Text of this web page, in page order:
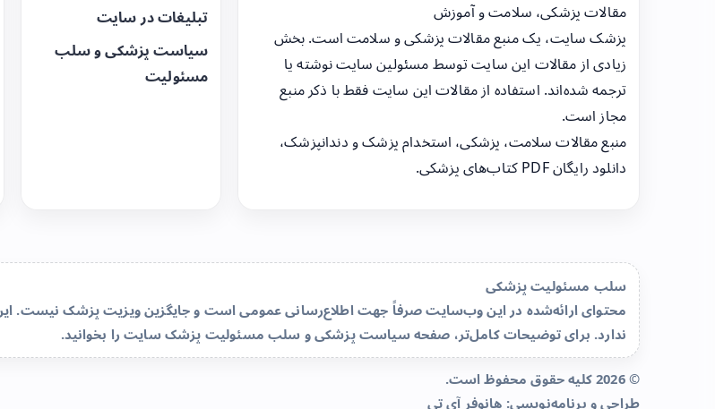
مقالات پزشکی، سلامت و آموزش
پزشک سایت، یک منبع مقالات پزشکی و سلامت است. بخش
زیادی از مقالات این سایت توسط مسئولین سایت نوشته یا
ترجمه شده‌اند. استفاده از مقالات این سایت فقط با ذکر منبع
مجاز است.
منبع مقالات سلامت، پزشکی، استخدام پزشک و دندانپزشک،
دانلود رایگان PDF کتاب‌های پزشکی.
تبلیغات در سایت
سیاست پزشکی و سلب
مسئولیت
سلب مسئولیت پزشکی
محتوای ارائه‌شده در این وب‌سایت صرفاً جهت اطلاع‌رسانی عمومی است و جایگزین ویزیت پزشک نیست.
ندارد. برای توضیحات کامل‌تر، صفحهسیاست پزشکی و سلب مسئولیت پزشک سایترا بخوانید.
© 2026 کلیه حقوق محفوظ است.
طراحی و برنامه‌نویسی: هانوفر آی تی